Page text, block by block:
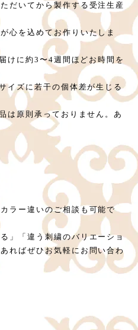
だいてから製作する受注生産
心を込めてお作りいたしま
けに約3〜4週間ほどお時間を
イズに若干の個体差が生じる
は原則承っておりません。あ
ラー違いのご相談も可能で
」「違う刺繍のバリエーショ
ればぜひお気軽にお問い合わ